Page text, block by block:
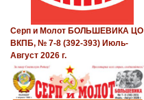
Серп и Молот БОЛЬШЕВИКА ЦО
ВКПБ, № 7-8 (392-393) Июль-
Август 2026 г.